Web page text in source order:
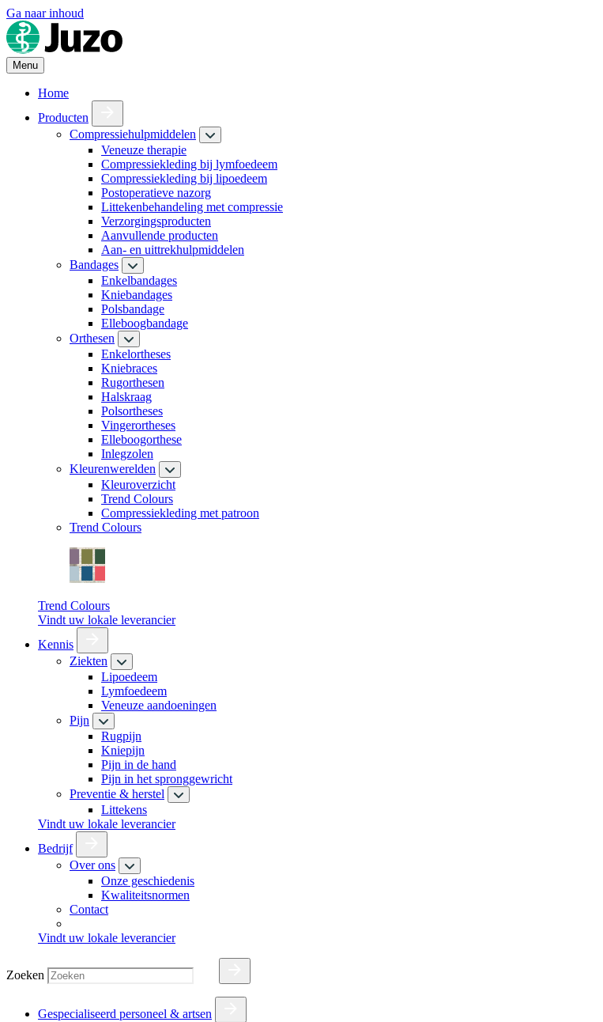
Ga naar inhoud
Menu
Home
Producten
Compressiehulpmiddelen
Veneuze therapie
Compressiekleding bij lymfoedeem
Compressiekleding bij lipoedeem
Postoperatieve nazorg
Littekenbehandeling met compressie
Verzorgingsproducten
Aanvullende producten
Aan- en uittrekhulpmiddelen
Bandages
Enkelbandages
Kniebandages
Polsbandage
Elleboogbandage
Orthesen
Enkelortheses
Kniebraces
Rugorthesen
Halskraag
Polsortheses
Vingerortheses
Elleboogorthese
Inlegzolen
Kleurenwerelden
Kleuroverzicht
Trend Colours
Compressiekleding met patroon
Trend Colours
Trend Colours
Vindt uw lokale leverancier
Kennis
Ziekten
Lipoedeem
Lymfoedeem
Veneuze aandoeningen
Pijn
Rugpijn
Kniepijn
Pijn in de hand
Pijn in het spronggewricht
Preventie & herstel
Littekens
Vindt uw lokale leverancier
Bedrijf
Over ons
Onze geschiedenis
Kwaliteitsnormen
Contact
Vindt uw lokale leverancier
Zoeken
Gespecialiseerd personeel & artsen